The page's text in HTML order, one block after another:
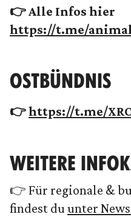
👉 Alle Infos hier
https://t.me/
OSTBÜNDNIS
👉https://t.me/
WEITERE
👉 Für regionale &
findest du unter